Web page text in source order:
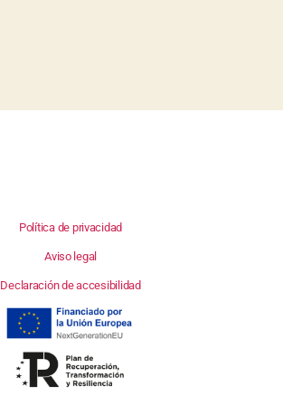
Política de privacidad
Aviso legal
Declaración de accesibilidad